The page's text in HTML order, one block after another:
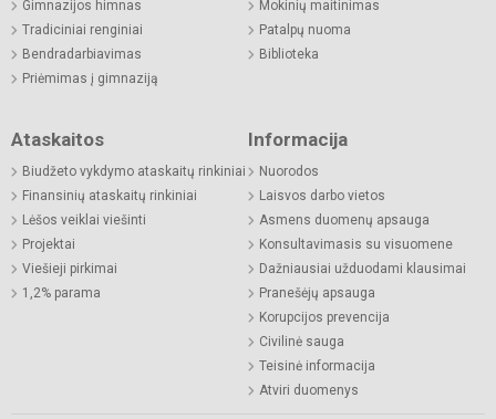
Gimnazijos himnas
Tradiciniai renginiai
Bendradarbiavimas
Priėmimas į gimnaziją
Mokinių maitinimas
Patalpų nuoma
Biblioteka
Ataskaitos
Biudžeto vykdymo ataskaitų rinkiniai
Finansinių ataskaitų rinkiniai
Lėšos veiklai viešinti
Projektai
Viešieji pirkimai
1,2% parama
Informacija
Nuorodos
Laisvos darbo vietos
Asmens duomenų apsauga
Konsultavimasis su visuomene
Dažniausiai užduodami klausimai
Pranešėjų apsauga
Korupcijos prevencija
Civilinė sauga
Teisinė informacija
Atviri duomenys